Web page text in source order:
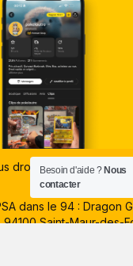
droits réservés.
vente
dans le 94 : Dragon
94100 Saint-Maur-des-
Besoin d'aide ? Nous
contacter